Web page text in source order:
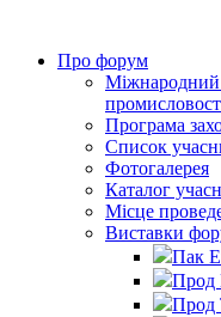
Про форум
Міжнародний
Програма
Список
Фотогалерея
Каталог
Місце
Виставки
Пак
Прод
Прод